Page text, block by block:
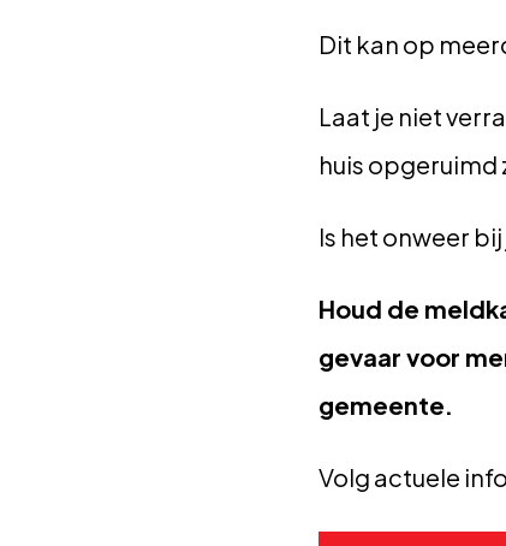
Dit kan op
Laat je niet
huis opgeruimd
Is het onweer
Houd de
gevaar voor
gemeente.
Volg actuele